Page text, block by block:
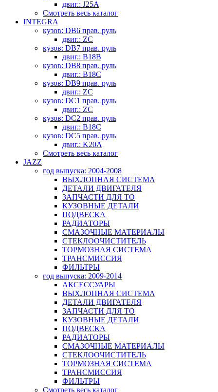
двиг.: J25A
Смотреть весь каталог
INTEGRA
кузов: DB6 прав. руль
двиг.: ZC
кузов: DB7 прав. руль
двиг.: B18B
кузов: DB8 прав. руль
двиг.: B18C
кузов: DB9 прав. руль
двиг.: ZC
кузов: DC1 прав. руль
двиг.: ZC
кузов: DC2 прав. руль
двиг.: B18C
кузов: DC5 прав. руль
двиг.: K20A
Смотреть весь каталог
JAZZ
год выпуска: 2004-2008
ВЫХЛОПНАЯ СИСТЕМА
ДЕТАЛИ ДВИГАТЕЛЯ
ЗАПЧАСТИ ДЛЯ ТО
КУЗОВНЫЕ ДЕТАЛИ
ПОДВЕСКА
РАДИАТОРЫ
СМАЗОЧНЫЕ МАТЕРИАЛЫ
СТЕКЛООЧИСТИТЕЛЬ
ТОРМОЗНАЯ СИСТЕМА
ТРАНСМИССИЯ
ФИЛЬТРЫ
год выпуска: 2009-2014
АКСЕССУАРЫ
ВЫХЛОПНАЯ СИСТЕМА
ДЕТАЛИ ДВИГАТЕЛЯ
ЗАПЧАСТИ ДЛЯ ТО
КУЗОВНЫЕ ДЕТАЛИ
ПОДВЕСКА
РАДИАТОРЫ
СМАЗОЧНЫЕ МАТЕРИАЛЫ
СТЕКЛООЧИСТИТЕЛЬ
ТОРМОЗНАЯ СИСТЕМА
ТРАНСМИССИЯ
ФИЛЬТРЫ
Смотреть весь каталог